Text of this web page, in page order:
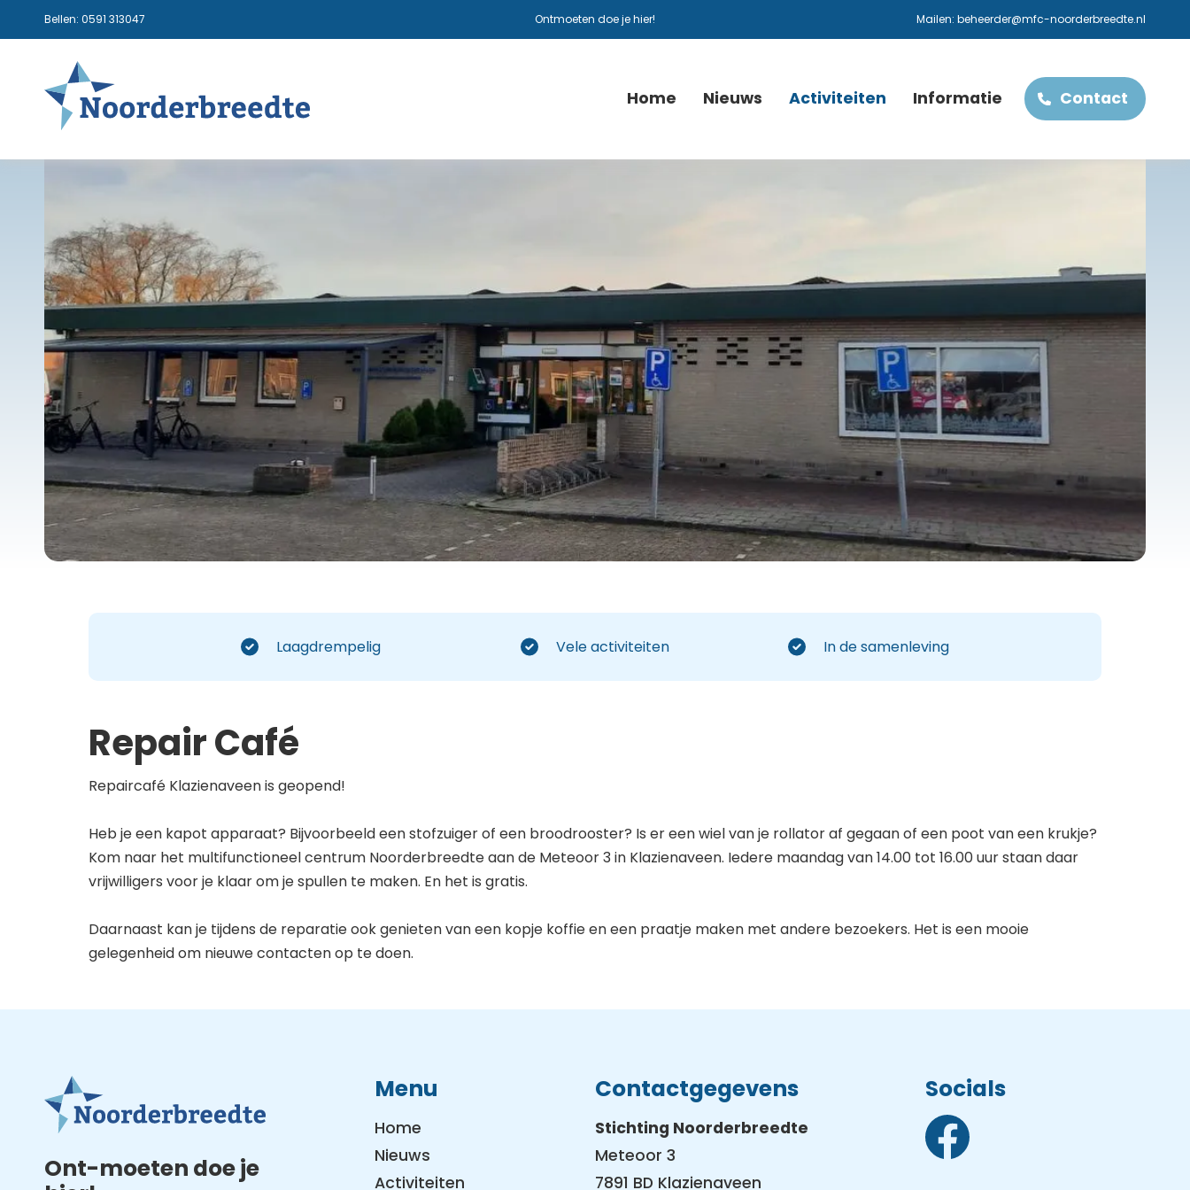
Bellen: 0591 313047 Ontmoeten doe je hier! Mailen:beheerder@mfc-noorderbreedte.nl
Home Nieuws Activiteiten
Sjoelen
Hardanger (handwerken)
Bingo Schouderblad
Repair Café
Jokeren Noorderlicht
Jokeren
Informatie Contact
Laagdrempelig Vele activiteiten In de samenleving
Repair Café
Repaircafé Klazienaveen is geopend!
Heb je een kapot apparaat? Bijvoorbeeld een stofzuiger of een broodrooster? Is er een wiel van je rollator af gegaan of een poot van een krukje?
Kom naar het multifunctioneel centrum Noorderbreedte aan de Meteoor 3 in Klazienaveen. Iedere maandag van 14.00 tot 16.00 uur staan daar
vrijwilligers voor je klaar om je spullen te maken. En het is gratis.
Daarnaast kan je tijdens de reparatie ook genieten van een kopje koffie en een praatje maken met andere bezoekers. Het is een mooie
gelegenheid om nieuwe contacten op te doen.
Ont-moeten doe je
Menu
Home
Nieuws
Activiteiten
Contactgegevens
Stichting Noorderbreedte
Meteoor 3
7891 BD Klazienaveen
Socials